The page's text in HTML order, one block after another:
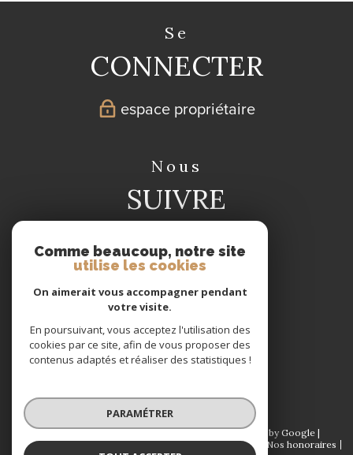
se
CONNECTER
espace propriétaire
nous
SUIVRE
nous
ADHÉRONS
© 2026 | Tous droits réservés | Traduction powered by Google |
Plan du site
Mentions légales Admin Partenaires
Nos honoraires
Comme beaucoup, notre site
utilise les cookies
On aimerait vous accompagner pendant
votre visite.
En poursuivant, vous acceptez l'utilisation des
cookies par ce site, afin de vous proposer des
contenus adaptés et réaliser des statistiques !
PARAMÉTRER